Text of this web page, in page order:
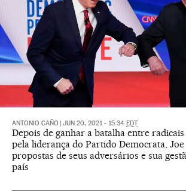
ANTONIO CAÑO JUN 20, 2021 - 15:34 EDT
Depois de ganhar a batalha entre
pela liderança do Partido Democrata,
propostas de seus adversários e sua
país